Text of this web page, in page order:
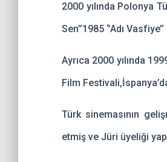
2000 yılında Polonya
Sen’’1985 ‘’Adı
Ayrıca 2000 yılında
Film
Türk sinemasının
etmiş ve Jüri üyeliği